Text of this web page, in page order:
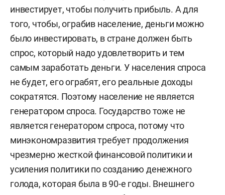
инвестирует, чтобы получить прибыль. А для
того, чтобы, ограбив население, деньги можно
было инвестировать, в стране должен быть
спрос, который надо удовлетворить и тем
самым заработать деньги. У населения спроса
не будет, его ограбят, его реальные доходы
сократятся. Поэтому население не является
генератором спроса. Государство тоже не
является генератором спроса, потому что
минэкономразвития требует продолжения
чрезмерно жесткой финансовой политики и
усиления политики по созданию денежного
голода, которая была в 90-е годы. Внешнего